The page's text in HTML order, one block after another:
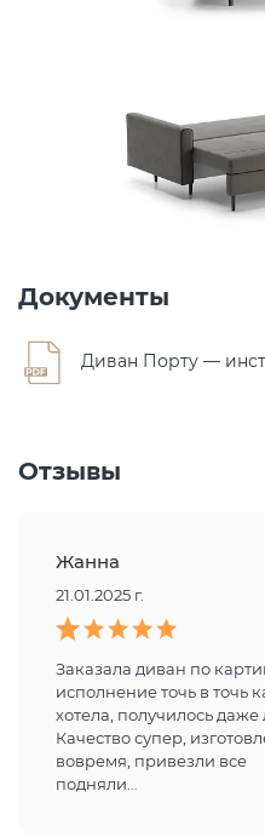
Документы
Диван Порту —
Отзывы
Жанна
21.01.2025 г.
Заказала диван по
исполнение точь в точь
хотела, получилось даже
Качество супер,
вовремя, привезли все
подняли…